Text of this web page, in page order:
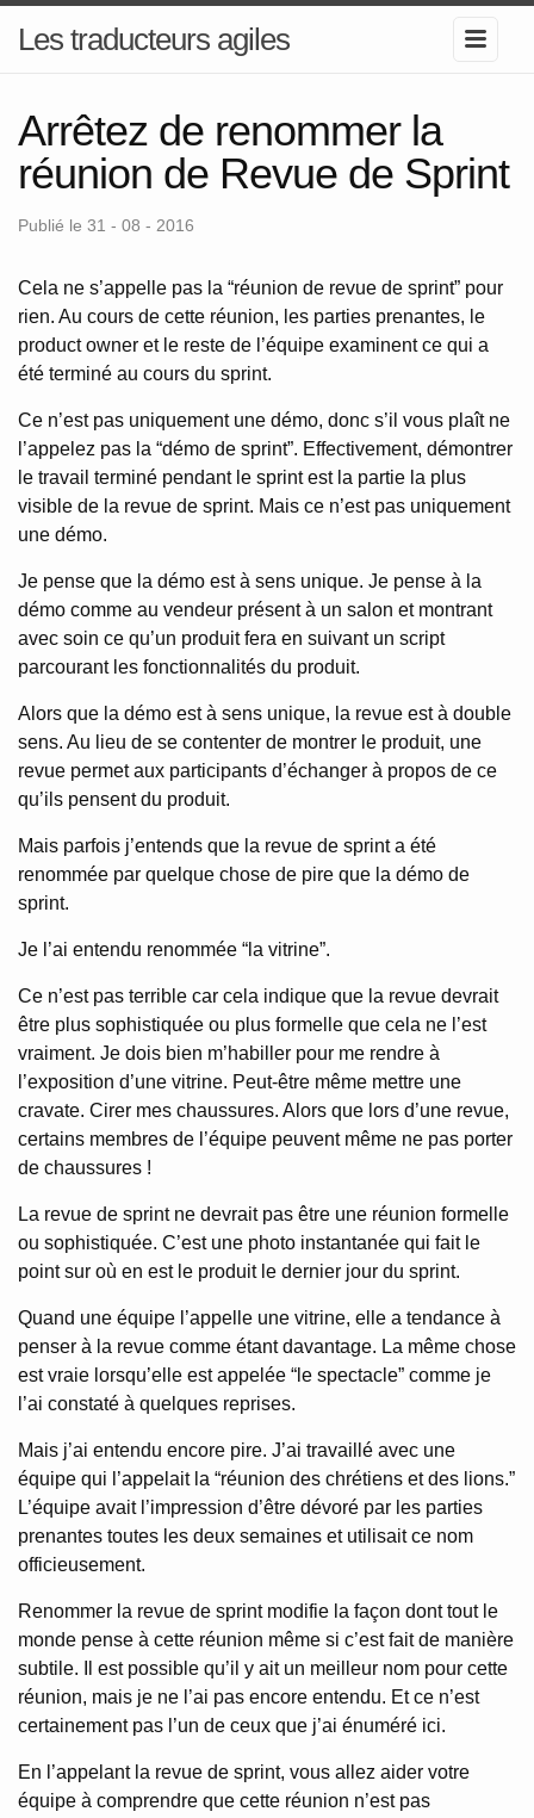
Les traducteurs agiles
Arrêtez de renommer la
réunion de Revue de Sprint
Publié le 31 - 08 - 2016
Cela ne s’appelle pas la “réunion de revue de sprint” pour
rien. Au cours de cette réunion, les parties prenantes, le
product owner et le reste de l’équipe examinent ce qui a
été terminé au cours du sprint.
Ce n’est pas uniquement une démo, donc s’il vous plaît ne
l’appelez pas la “démo de sprint”. Effectivement, démontrer
le travail terminé pendant le sprint est la partie la plus
visible de la revue de sprint. Mais ce n’est pas uniquement
une démo.
Je pense que la démo est à sens unique. Je pense à la
démo comme au vendeur présent à un salon et montrant
avec soin ce qu’un produit fera en suivant un script
parcourant les fonctionnalités du produit.
Alors que la démo est à sens unique, la revue est à double
sens. Au lieu de se contenter de montrer le produit, une
revue permet aux participants d’échanger à propos de ce
qu’ils pensent du produit.
Mais parfois j’entends que la revue de sprint a été
renommée par quelque chose de pire que la démo de
sprint.
Je l’ai entendu renommée “la vitrine”.
Ce n’est pas terrible car cela indique que la revue devrait
être plus sophistiquée ou plus formelle que cela ne l’est
vraiment. Je dois bien m’habiller pour me rendre à
l’exposition d’une vitrine. Peut-être même mettre une
cravate. Cirer mes chaussures. Alors que lors d’une revue,
certains membres de l’équipe peuvent même ne pas porter
de chaussures !
La revue de sprint ne devrait pas être une réunion formelle
ou sophistiquée. C’est une photo instantanée qui fait le
point sur où en est le produit le dernier jour du sprint.
Quand une équipe l’appelle une vitrine, elle a tendance à
penser à la revue comme étant davantage. La même chose
est vraie lorsqu’elle est appelée “le spectacle” comme je
l’ai constaté à quelques reprises.
Mais j’ai entendu encore pire. J’ai travaillé avec une
équipe qui l’appelait la “réunion des chrétiens et des lions.”
L’équipe avait l’impression d’être dévoré par les parties
prenantes toutes les deux semaines et utilisait ce nom
officieusement.
Renommer la revue de sprint modifie la façon dont tout le
monde pense à cette réunion même si c’est fait de manière
subtile. Il est possible qu’il y ait un meilleur nom pour cette
réunion, mais je ne l’ai pas encore entendu. Et ce n’est
certainement pas l’un de ceux que j’ai énuméré ici.
En l’appelant la revue de sprint, vous allez aider votre
équipe à comprendre que cette réunion n’est pas